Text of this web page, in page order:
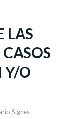
LAS
Y/O
Signes